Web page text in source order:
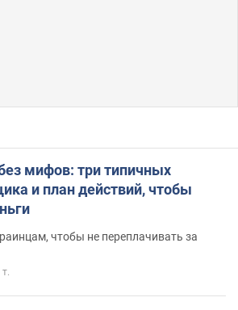
мифов: три типичных
и план действий, чтобы
чтобы не переплачивать за